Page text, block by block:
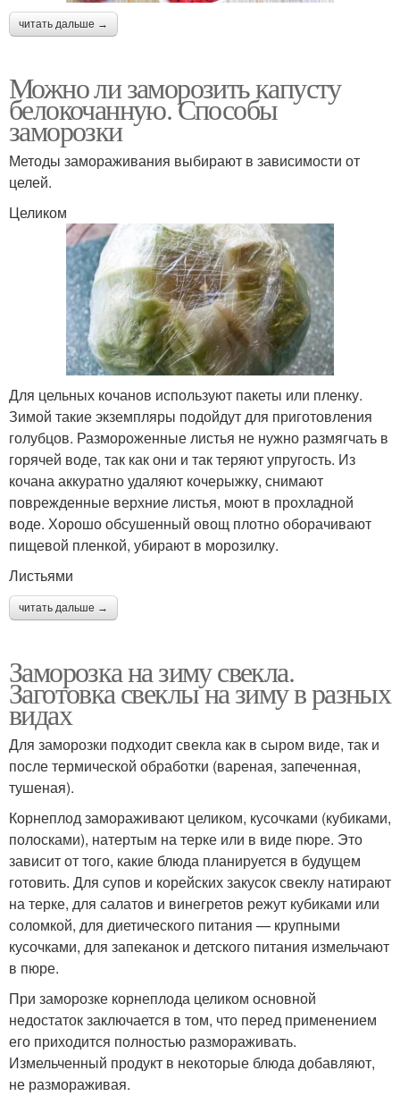
читать дальше →
Можно ли заморозить капусту
белокочанную. Способы
заморозки
Методы замораживания выбирают в зависимости от
целей.
Целиком
Для цельных кочанов используют пакеты или пленку.
Зимой такие экземпляры подойдут для приготовления
голубцов. Размороженные листья не нужно размягчать в
горячей воде, так как они и так теряют упругость. Из
кочана аккуратно удаляют кочерыжку, снимают
поврежденные верхние листья, моют в прохладной
воде. Хорошо обсушенный овощ плотно оборачивают
пищевой пленкой, убирают в морозилку.
Листьями
читать дальше →
Заморозка на зиму свекла.
Заготовка свеклы на зиму в разных
видах
Для заморозки подходит свекла как в сыром виде, так и
после термической обработки (вареная, запеченная,
тушеная).
Корнеплод замораживают целиком, кусочками (кубиками,
полосками), натертым на терке или в виде пюре. Это
зависит от того, какие блюда планируется в будущем
готовить. Для супов и корейских закусок свеклу натирают
на терке, для салатов и винегретов режут кубиками или
соломкой, для диетического питания — крупными
кусочками, для запеканок и детского питания измельчают
в пюре.
При заморозке корнеплода целиком основной
недостаток заключается в том, что перед применением
его приходится полностью размораживать.
Измельченный продукт в некоторые блюда добавляют,
не размораживая.